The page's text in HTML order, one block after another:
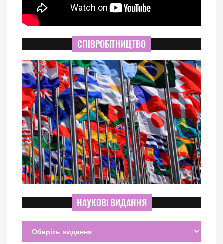
СПІВРОБІТНИЦТВО
НАУКОВІ ВИДАННЯ